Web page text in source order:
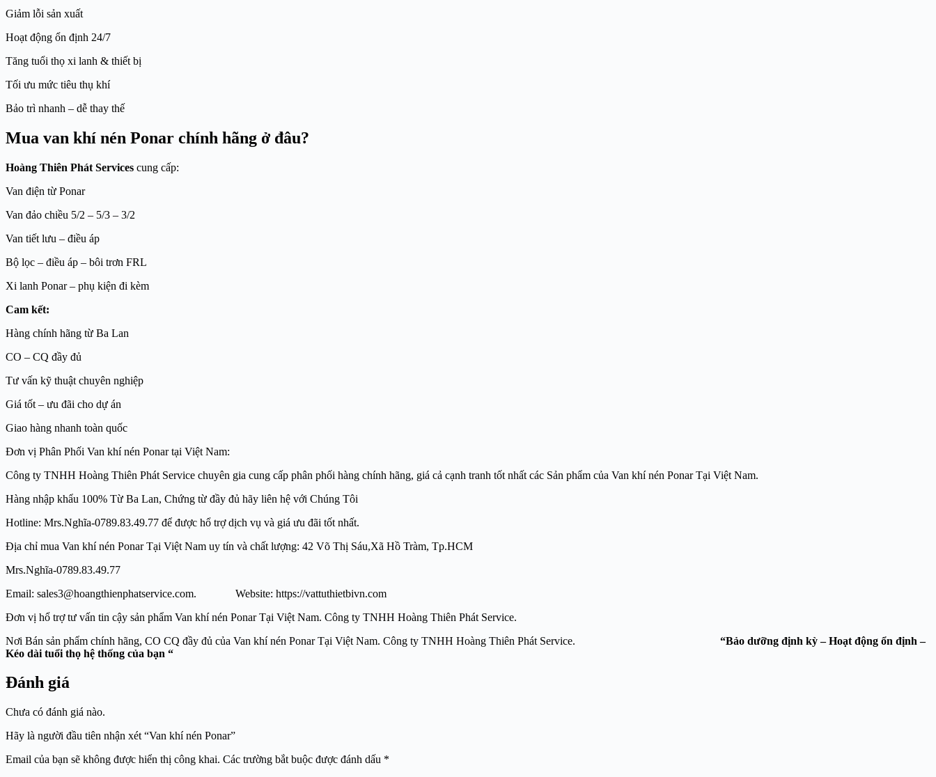
Giảm lỗi sản xuất
Hoạt động ổn định 24/7
Tăng tuổi thọ xi lanh & thiết bị
Tối ưu mức tiêu thụ khí
Bảo trì nhanh – dễ thay thế
Mua van khí nén Ponar chính hãng ở đâu?
Hoàng Thiên Phát Services cung cấp:
Van điện từ Ponar
Van đảo chiều 5/2 – 5/3 – 3/2
Van tiết lưu – điều áp
Bộ lọc – điều áp – bôi trơn FRL
Xi lanh Ponar – phụ kiện đi kèm
Cam kết:
Hàng chính hãng từ Ba Lan
CO – CQ đầy đủ
Tư vấn kỹ thuật chuyên nghiệp
Giá tốt – ưu đãi cho dự án
Giao hàng nhanh toàn quốc
Đơn vị Phân Phối Van khí nén Ponar tại Việt Nam:
Công ty TNHH Hoàng Thiên Phát Service chuyên gia cung cấp phân phối hàng chính hãng, giá cả cạnh tranh tốt nhất các Sản phẩm của Van khí nén Ponar Tại Việt Nam.
Hàng nhập khẩu 100% Từ Ba Lan, Chứng từ đầy đủ hãy liên hệ với Chúng Tôi
Hotline: Mrs.Nghĩa-0789.83.49.77 để được hổ trợ dịch vụ và giá ưu đãi tốt nhất.
Địa chỉ mua Van khí nén Ponar Tại Việt Nam uy tín và chất lượng: 42 Võ Thị Sáu,Xã Hồ Tràm, Tp.HCM
Mrs.Nghĩa-0789.83.49.77
Email: sales3@hoangthienphatservice.com. Website: https://vattuthietbivn.com
Đơn vị hổ trợ tư vấn tin cậy sản phẩm Van khí nén Ponar Tại Việt Nam. Công ty TNHH Hoàng Thiên Phát Service.
Nơi Bán sản phẩm chính hãng, CO CQ đầy đủ của Van khí nén Ponar Tại Việt Nam. Công ty TNHH Hoàng Thiên Phát Service.
“Bảo dưỡng định kỳ – Hoạt động ổn định –
Kéo dài tuổi thọ hệ thống của bạn “
Đánh giá
Chưa có đánh giá nào.
Hãy là người đầu tiên nhận xét “Van khí nén Ponar”
Email của bạn sẽ không được hiển thị công khai. Các trường bắt buộc được đánh dấu *